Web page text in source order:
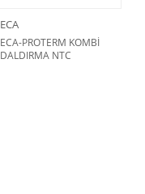
ECA
ECA-PROTERM KOMBİ
DALDIRMA NTC